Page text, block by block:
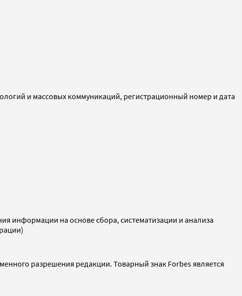
и массовых коммуникаций, регистрационный номер и дата
информации на основе сбора, систематизации и анализа
разрешения редакции. Товарный знак Forbes является